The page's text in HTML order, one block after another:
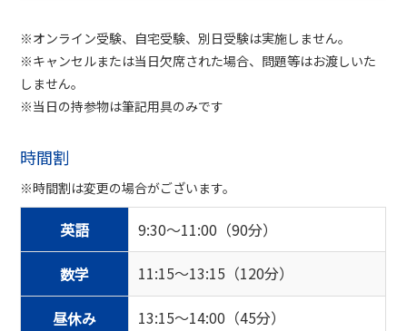
※オンライン受験、自宅受験、別日受験は実施しません。
※キャンセルまたは当日欠席された場合、問題等はお渡しいた
しません。
※当日の持参物は筆記用具のみです
時間割
※時間割は変更の場合がございます。
英語 9:30～11:00（90分）
数学 11:15～13:15（120分）
昼休み 13:15～14:00（45分）